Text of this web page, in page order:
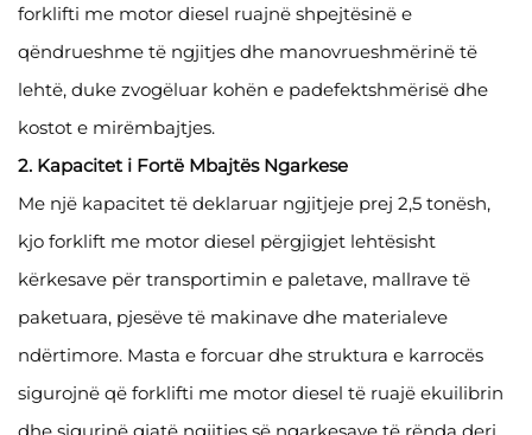
forklifti me motor diesel ruajnë shpejtësinë e
qëndrueshme të ngjitjes dhe manovrueshmërinë të
lehtë, duke zvogëluar kohën e padefektshmërisë dhe
kostot e mirëmbajtjes.
2. Kapacitet i Fortë Mbajtës Ngarkese
Me një kapacitet të deklaruar ngjitjeje prej 2,5 tonësh,
kjo forklift me motor diesel përgjigjet lehtësisht
kërkesave për transportimin e paletave, mallrave të
paketuara, pjesëve të makinave dhe materialeve
ndërtimore. Masta e forcuar dhe struktura e karrocës
sigurojnë që forklifti me motor diesel të ruajë ekuilibrin
dhe sigurinë gjatë ngjitjes së ngarkesave të rënda deri